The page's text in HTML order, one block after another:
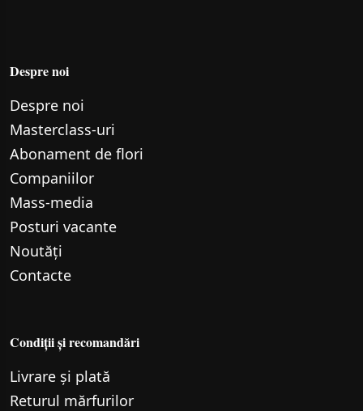
Despre noi
Despre noi
Маsterclass-uri
Abonament de flori
Companiilor
Mass-media
Posturi vacante
Noutăți
Contacte
Condiții și recomandări
Livrare și plată
Returul mărfurilor